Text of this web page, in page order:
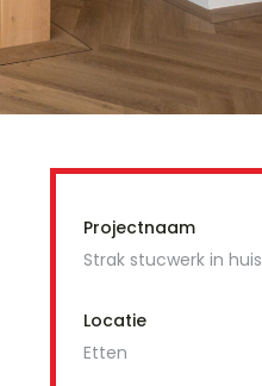
Projectnaam
Strak stucwerk in huis
Locatie
Etten